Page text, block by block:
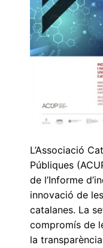
L’Associació
Públiques
de l’Informe
innovació de
catalanes. La
compromís de
la